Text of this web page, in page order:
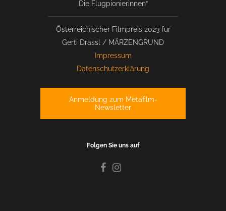
Die Flugpionierinnen“
Österreichischer Filmpreis 2023 für
Gerti Drassl / MÄRZENGRUND
Impressum
Datenschutzerklärung
Anmeldung zum Metafilm-
Newsletter
Folgen Sie uns auf